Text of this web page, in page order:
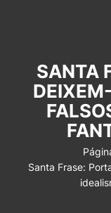
SANTA
Santa Frase: